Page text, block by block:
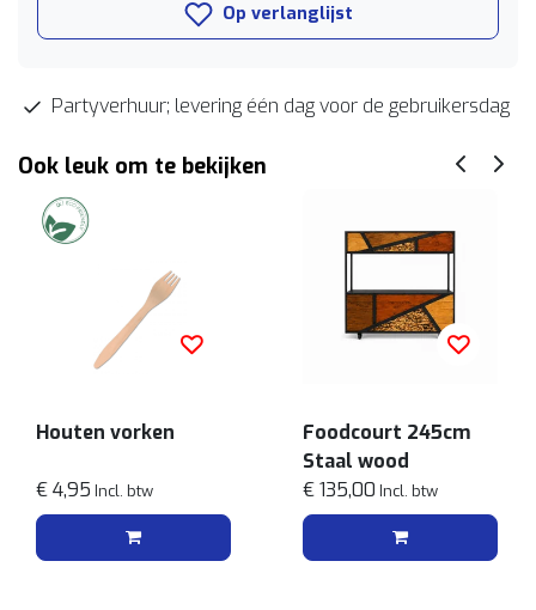
Op verlanglijst
Partyverhuur; levering één dag voor de gebruikersdag
Ook leuk om te bekijken
Houten vorken
€ 4,95 Incl. btw
Foodcourt 245cm
Staal wood
€ 135,00 Incl. btw